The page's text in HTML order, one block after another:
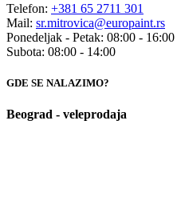
Telefon: +381 65 2711 301
Mail: sr.mitrovica@europaint.rs
Ponedeljak - Petak: 08:00 - 16:00
Subota: 08:00 - 14:00
GDE SE NALAZIMO?
Beograd - veleprodaja